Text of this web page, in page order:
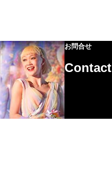
お問合せ
Contact